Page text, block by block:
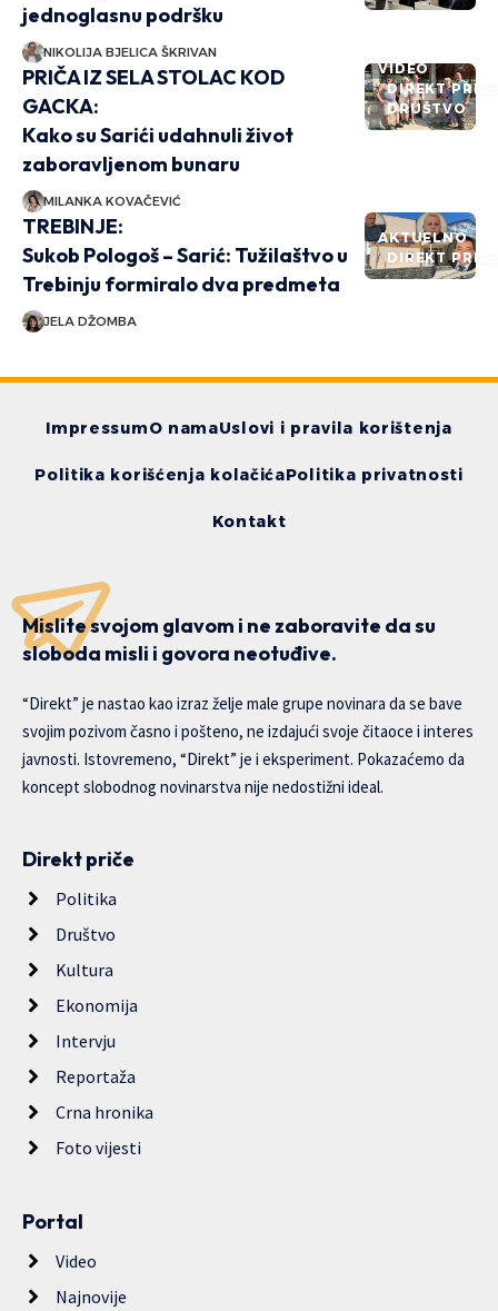
jednoglasnu podršku
NIKOLIJA BJELICA ŠKRIVAN
VIDEO
DIREKT PRIČE
DRUŠTVO
PRIČA IZ SELA STOLAC KOD
GACKA:
Kako su Sarići udahnuli život
zaboravljenom bunaru
MILANKA KOVAČEVIĆ
AKTUELNO
DIREKT PRIČE
TREBINJE:
Sukob Pologoš – Sarić: Tužilaštvo u
Trebinju formiralo dva predmeta
JELA DŽOMBA
ImpressumO namaUslovi i pravila korištenja
Politika korišćenja kolačićaPolitika privatnosti
Kontakt
Mislite svojom glavom i ne zaboravite da su
sloboda misli i govora neotuđive.
“Direkt” je nastao kao izraz želje male grupe novinara da se bave
svojim pozivom časno i pošteno, ne izdajući svoje čitaoce i interes
javnosti. Istovremeno, “Direkt” je i eksperiment. Pokazaćemo da
koncept slobodnog novinarstva nije nedostižni ideal.
Direkt priče
Politika
Društvo
Kultura
Ekonomija
Intervju
Reportaža
Crna hronika
Foto vijesti
Portal
Video
Najnovije